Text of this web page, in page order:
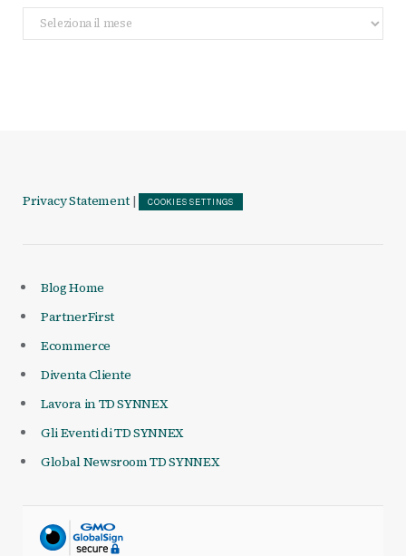
Archivio
Articoli
Privacy Statement | COOKIES SETTINGS
Blog Home
PartnerFirst
Ecommerce
Diventa Cliente
Lavora in TD SYNNEX
Gli Eventi di TD SYNNEX
Global Newsroom TD SYNNEX